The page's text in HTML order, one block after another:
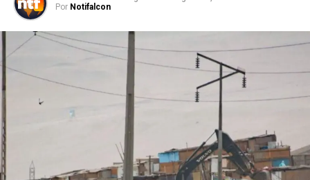
Por Notifalcon